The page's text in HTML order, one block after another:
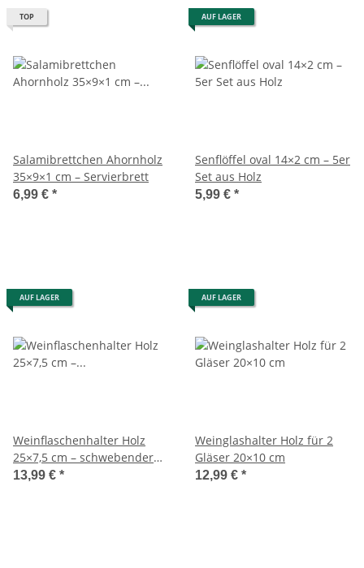
TOP
Salamibrettchen Ahornholz
35×9×1 cm – Servierbrett
6,99 € *
AUF LAGER
Senflöffel oval 14×2 cm – 5er
Set aus Holz
5,99 € *
AUF LAGER
Weinflaschenhalter Holz
25×7,5 cm – schwebender
Flaschenständer
13,99 € *
AUF LAGER
Weinglashalter Holz für 2
Gläser 20×10 cm
12,99 € *